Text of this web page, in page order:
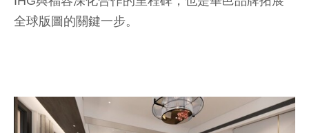
全球版圖的關鍵一步。